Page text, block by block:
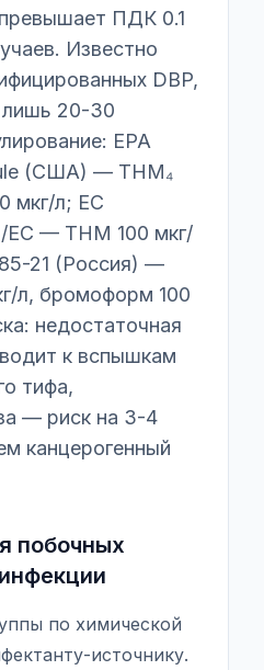
ПДК 0.1
Известно
DBP,
20-30
EPA
(США) — THM₄
мкг/л; ЕС
— THM 100 мкг/
21 (Россия) —
л, бромоформ 100
недостаточная
к вспышкам
тифа,
— риск на 3-4
канцерогенный
побочных
по химической
источнику.